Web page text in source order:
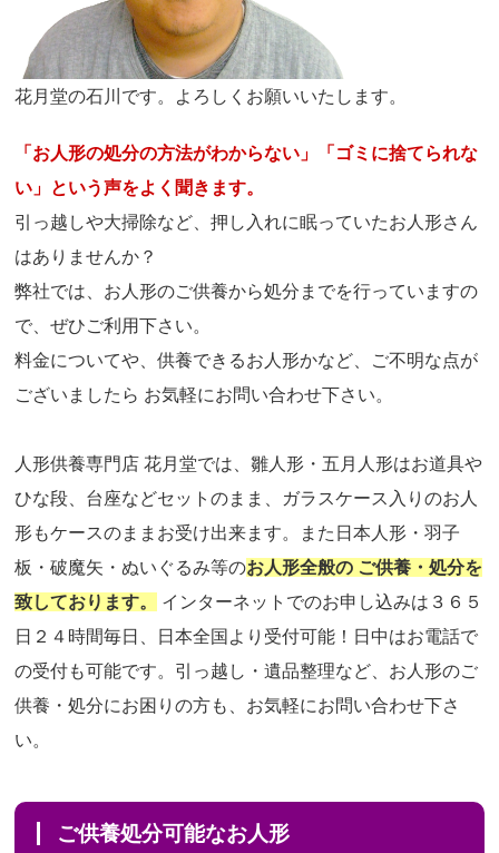
花月堂の石川です。よろしくお願いいたします。
「お人形の処分の方法がわからない」「ゴミに捨てられな
い」という声をよく聞きます。
引っ越しや大掃除など、押し入れに眠っていたお人形さん
はありませんか？
弊社では、お人形のご供養から処分までを行っていますの
で、ぜひご利用下さい。
料金についてや、供養できるお人形かなど、ご不明な点が
ございましたら お気軽にお問い合わせ下さい。
人形供養専門店 花月堂では、雛人形・五月人形はお道具や
ひな段、台座などセットのまま、ガラスケース入りのお人
形もケースのままお受け出来ます。また日本人形・羽子
板・破魔矢・ぬいぐるみ等のお人形全般の ご供養・処分を
致しております。
インターネットでのお申し込みは３６５
日２４時間毎日、日本全国より受付可能！日中はお電話で
の受付も可能です。引っ越し・遺品整理など、お人形のご
供養・処分にお困りの方も、お気軽にお問い合わせ下さ
い。
ご供養処分可能なお人形